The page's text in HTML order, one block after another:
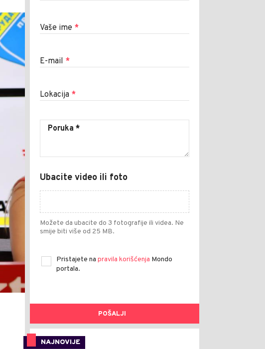
Vaše ime *
E-mail *
Lokacija *
Ubacite video ili foto
Možete da ubacite do 3 fotografije ili videa. Ne
smije biti više od 25 MB.
Pristajete na pravila korišćenja Mondo
portala.
POŠALJI
NAJNOVIJE